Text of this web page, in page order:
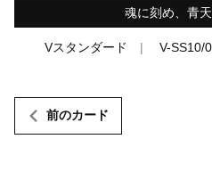
魂に刻め、青天
Vスタンダード V-SS10/
前のカード